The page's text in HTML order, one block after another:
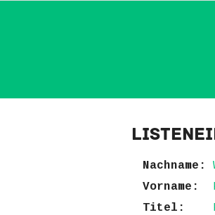
Nachname:
Vorname:
Titel: